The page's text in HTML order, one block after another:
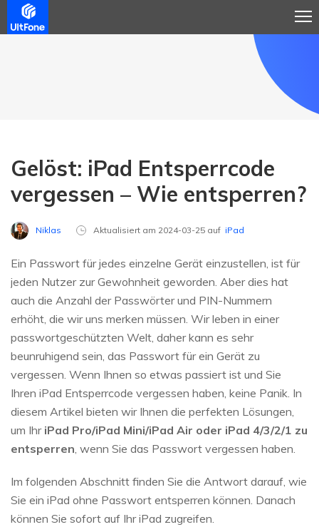
Gelöst: iPad Entsperrcode
vergessen – Wie entsperren?
Niklas Aktualisiert am 2024-03-25 auf iPad
Ein Passwort für jedes einzelne Gerät einzustellen, ist für
jeden Nutzer zur Gewohnheit geworden. Aber dies hat
auch die Anzahl der Passwörter und PIN-Nummern
erhöht, die wir uns merken müssen. Wir leben in einer
passwortgeschützten Welt, daher kann es sehr
beunruhigend sein, das Passwort für ein Gerät zu
vergessen. Wenn Ihnen so etwas passiert ist und Sie
Ihren iPad Entsperrcode vergessen haben, keine Panik. In
diesem Artikel bieten wir Ihnen die perfekten Lösungen,
um Ihr iPad Pro/iPad Mini/iPad Air oder iPad 4/3/2/1 zu
entsperren, wenn Sie das Passwort vergessen haben.
Im folgenden Abschnitt finden Sie die Antwort darauf, wie
Sie ein iPad ohne Passwort entsperren können. Danach
können Sie sofort auf Ihr iPad zugreifen.